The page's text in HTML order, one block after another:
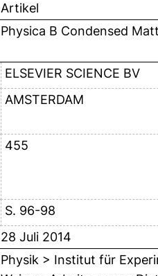
Artikel
Physica B Condensed
ELSEVIER SCIENCE BV
AMSTERDAM
455
S. 96-98
28 Juli 2014
Physik > Institut für